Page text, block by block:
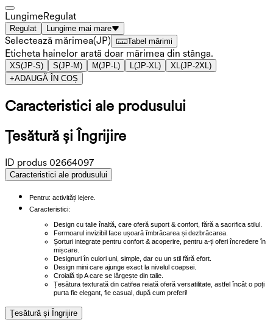
LungimeRegulat
Regulat Lungime mai mare
Selectează mărimea(JP) Tabel mărimi
Eticheta hainelor arată doar mărimea din stânga.
XS(JP-S) S(JP-M) M(JP-L) L(JP-XL) XL(JP-2XL)
+ADAUGĂ ÎN COȘ
Caracteristici ale produsului
Ţesătură și Îngrijire
ID produs 02664097
Caracteristici ale produsului
Pentru: activități lejere.
Caracteristici:
Design cu talie înaltă, care oferă suport & confort, fără a sacrifica stilul.
Fermoarul invizibil face ușoară îmbrăcarea și dezbrăcarea.
Șorturi integrate pentru confort & acoperire, pentru a-ți oferi încredere în
mișcare.
Designuri în culori uni, simple, dar cu un stil fără efort.
Design mini care ajunge exact la nivelul coapsei.
Croială tip A care se lărgește din talie.
Țesătura texturată din catifea reiată oferă versatilitate, astfel încât o poți
purta fie elegant, fie casual, după cum preferi!
Ţesătură și Îngrijire